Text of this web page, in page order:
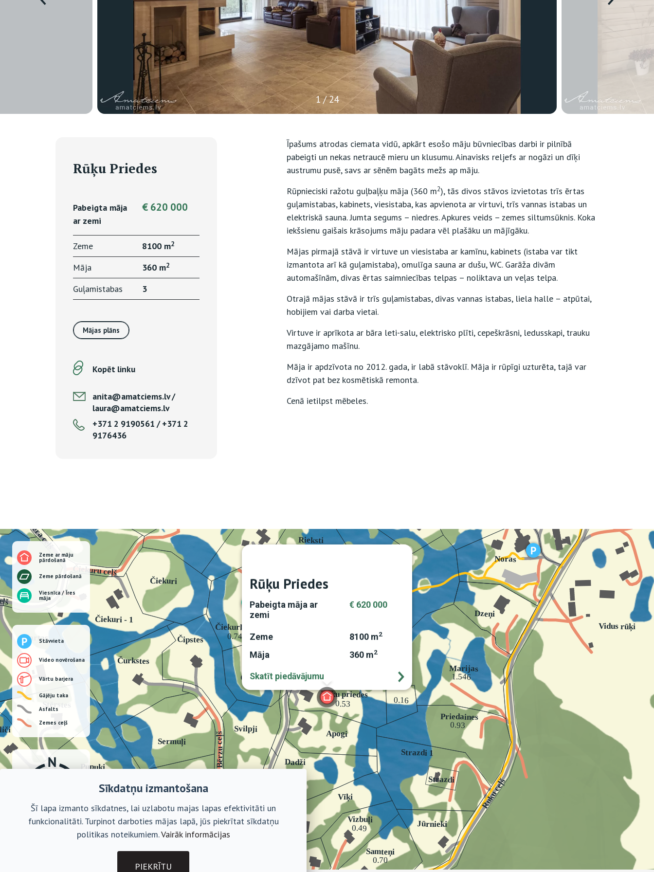
1 / 24
Rūķu Priedes
Pabeigta māja
ar zemi
€ 620 000
Zeme 8100 m2
Māja 360 m2
Guļamistabas 3
Mājas plāns
Kopēt linku
anita@amatciems.lv /
laura@amatciems.lv
+371 2 9190561 / +371 2
9176436
Īpašums atrodas ciemata vidū, apkārt esošo māju būvniecības darbi ir pilnībā
pabeigti un nekas netraucē mieru un klusumu. Ainavisks reljefs ar nogāzi un dīķi
austrumu pusē, savs ar sēnēm bagāts mežs ap māju.
Rūpnieciski ražotu guļbaļķu māja (360 m2), tās divos stāvos izvietotas trīs ērtas
guļamistabas, kabinets, viesistaba, kas apvienota ar virtuvi, trīs vannas istabas un
elektriskā sauna. Jumta segums – niedres. Apkures veids – zemes siltumsūknis. Koka
iekšsienu gaišais krāsojums māju padara vēl plašāku un mājīgāku.
Mājas pirmajā stāvā ir virtuve un viesistaba ar kamīnu, kabinets (istaba var tikt
izmantota arī kā guļamistaba), omulīga sauna ar dušu, WC. Garāža divām
automašīnām, divas ērtas saimniecības telpas – noliktava un veļas telpa.
Otrajā mājas stāvā ir trīs guļamistabas, divas vannas istabas, liela halle – atpūtai,
hobijiem vai darba vietai.
Virtuve ir aprīkota ar bāra leti-salu, elektrisko plīti, cepeškrāsni, ledusskapi, trauku
mazgājamo mašīnu.
Māja ir apdzīvota no 2012. gada, ir labā stāvoklī. Māja ir rūpīgi uzturēta, tajā var
dzīvot pat bez kosmētiskā remonta.
Cenā ietilpst mēbeles.
Rūķu Priedes
Pabeigta māja ar
zemi
€ 620 000
Zeme 8100 m2
Māja 360 m2
Skatīt piedāvājumu
Zeme ar māju
pārdošanā
Zeme pārdošanā
Viesnīca / Īres
māja
Stāvvieta
Video novērošana
Vārtu barjera
Gājēju taka
Asfalts
Zemes ceļš
Sīkdatņu izmantošana
Šī lapa izmanto sīkdatnes, lai uzlabotu majas lapas efektivitāti un
funkcionalitāti. Turpinot darboties mājas lapā, jūs piekrītat sīkdatņu
politikas noteikumiem.Vairāk informācijas
PIEKRĪTU